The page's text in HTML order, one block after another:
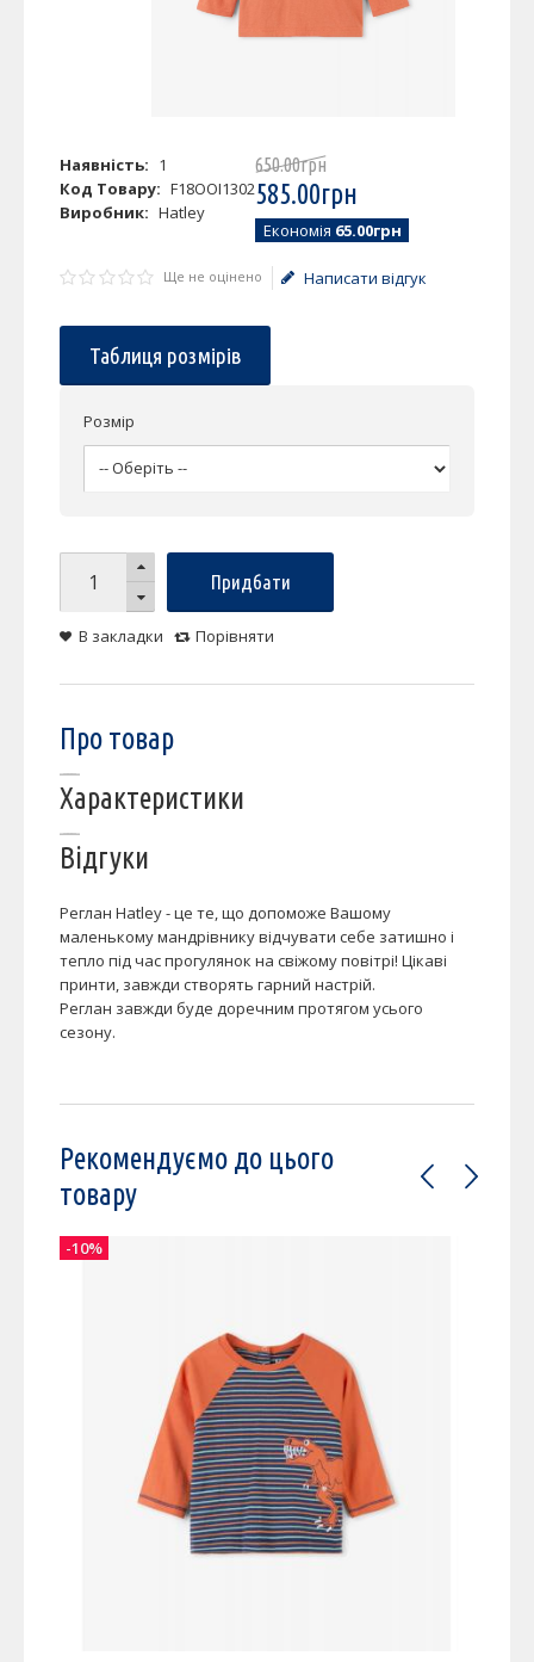
Наявність: 1
Код Товару: F18OOI1302
Виробник: Hatley
650.00грн
585.00грн
Економія 65.00грн
Ще не оцінено Написати відгук
Таблиця розмірів
Розмір
Придбати
В закладки Порівняти
Про товар
Характеристики
Відгуки
Реглан Hatley - це те, що допоможе Вашому
маленькому мандрівнику відчувати себе затишно і
тепло під час прогулянок на свіжому повітрі! Цікаві
принти, завжди створять гарний настрій.
Реглан завжди буде доречним протягом усього
сезону.
Рекомендуємо до цього
товару
-10%